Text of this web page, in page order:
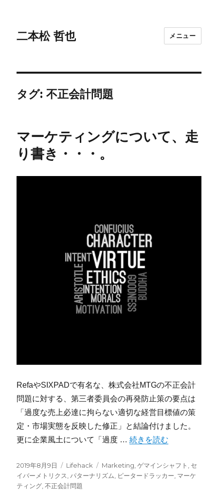
二本松 哲也 メニュー
タグ:不正会計問題
マーケティングについて、走
り書き・・・。
RefaやSIXPADで有名な、株式会社MTGの不正会計
問題に対する、第三者委員会の再発防止策の要点は
「過度な売上必達に拘らない適切な経営目標値の策
定・市場実態を反映した修正」と結論付けました。
更に企業風土について「過度 …“マーケティングについ
続きを読む
投
稿
日:
2019年8月9日
カ
テ
ゴ
Lifehack
タ
グ
Marketing ,ゲマインシャフト
セ
イバーメトリクス パターナリズム ピータードラッカー マーケ
ティング ,不正会計問題